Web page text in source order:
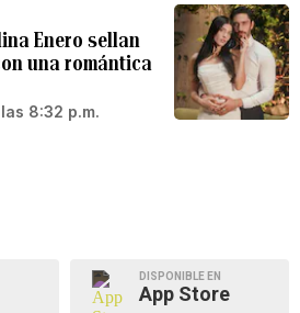
Enero sellan
una romántica
8:32 p.m.
DISPONIBLE EN
App Store